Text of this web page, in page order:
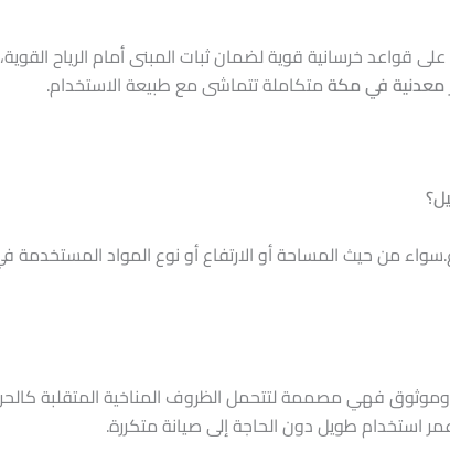
قواعد خرسانية قوية لضمان ثبات المبنى أمام الرياح
معدنية في مكةمتكاملة تتماشى مع طبيعة الاستخدام.
حيث المساحة أو الارتفاع أو نوع المواد المستخدمة في
فهي مصممة لتتحمل الظروف المناخية المتقلبة
استخدام طويل دون الحاجة إلى صيانة متكررة.